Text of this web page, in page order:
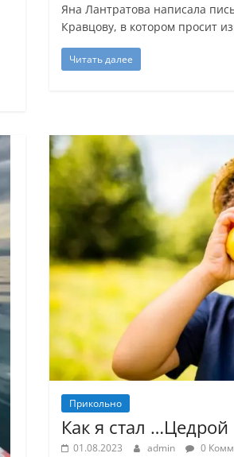
Яна Лантратова написала
Кравцову, в котором просит
Читать далее
Прикольно
Как я стал …Цедрой
01.08.2023 admin 0